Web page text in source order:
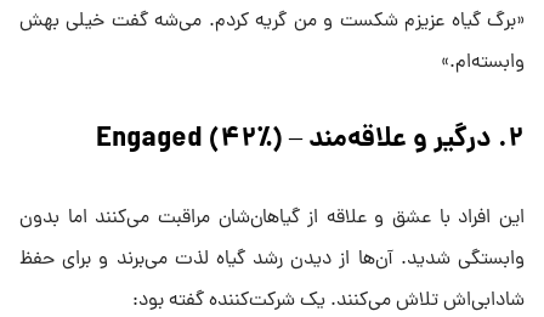
«برگ گیاه عزیزم شکست و من گریه کردم. می‌شه گفت خیلی بهش
وابسته‌ام.»
۲. درگیر و علاقه‌مند – Engaged (۴۲٪)
این افراد با عشق و علاقه از گیاهان‌شان مراقبت می‌کنند اما بدون
وابستگی شدید. آن‌ها از دیدن رشد گیاه لذت می‌برند و برای حفظ
شادابی‌اش تلاش می‌کنند. یک شرکت‌کننده گفته بود: